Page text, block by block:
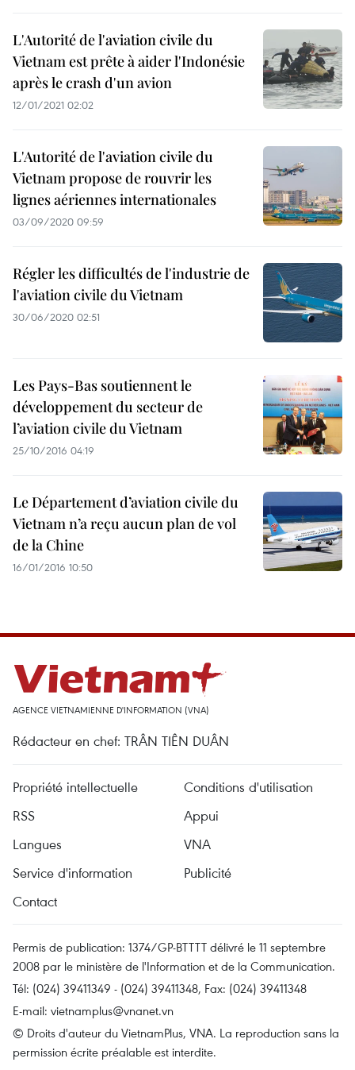
L'Autorité de l'aviation civile du
Vietnam est prête à aider l'Indonésie
après le crash d'un avion
12/01/2021 02:02
L'Autorité de l'aviation civile du
Vietnam propose de rouvrir les
lignes aériennes internationales
03/09/2020 09:59
Régler les difficultés de l'industrie de
l'aviation civile du Vietnam
30/06/2020 02:51
Les Pays-Bas soutiennent le
développement du secteur de
l’aviation civile du Vietnam
25/10/2016 04:19
Le Département d’aviation civile du
Vietnam n’a reçu aucun plan de vol
de la Chine
16/01/2016 10:50
AGENCE VIETNAMIENNE D'INFORMATION (VNA)
Rédacteur en chef: TRÂN TIÊN DUÂN
Propriété intellectuelle
Conditions d'utilisation
RSS
Appui
Langues
VNA
Service d'information
Publicité
Contact
Permis de publication: 1374/GP-BTTTT délivré le 11 septembre
2008 par le ministère de l'Information et de la Communication.
Tél: (024) 39411349 - (024) 39411348, Fax: (024) 39411348
E-mail: vietnamplus@vnanet.vn
© Droits d'auteur du VietnamPlus, VNA. La reproduction sans la
permission écrite préalable est interdite.